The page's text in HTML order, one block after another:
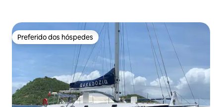
Preferido dos hóspedes
Preferido dos hóspedes